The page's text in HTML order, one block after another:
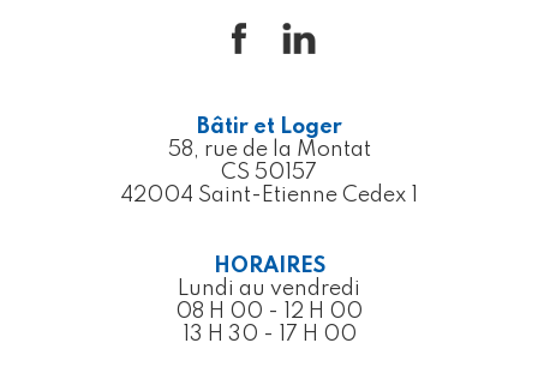
Bâtir et Loger
58, rue de la Montat
CS 50157
42004 Saint-Etienne Cedex 1
HORAIRES
Lundi au vendredi
08 H 00 - 12 H 00
13 H 30 - 17 H 00